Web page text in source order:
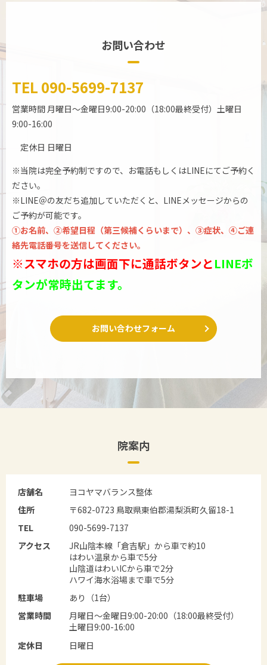
お問い合わせ
TEL 090-5699-7137
営業時間 月曜日～金曜日9:00-20:00（18:00最終受付）土曜日
9:00-16:00
定休日 日曜日
※当院は完全予約制ですので、お電話もしくはLINEにてご予約く
ださい。
※LINE＠の友だち追加していただくと、LINEメッセージからの
ご予約が可能です。
①お名前、②希望日程（第三候補くらいまで）、③症状、④ご連
絡先電話番号を送信してください。
※スマホの方は画面下に通話ボタンとLINEボ
タンが常時出てます。
お問い合わせフォーム
院案内
店舗名
ヨコヤマバランス整体
住所
〒682-0723 鳥取県東伯郡湯梨浜町久留18-1
TEL
090-5699-7137
アクセス
JR山陰本線「倉吉駅」から車で約10
はわい温泉から車で5分
山陰道はわいICから車で2分
ハワイ海水浴場まで車で5分
駐車場
あり（1台）
営業時間
月曜日～金曜日9:00-20:00（18:00最終受付）
土曜日9:00-16:00
定休日
日曜日